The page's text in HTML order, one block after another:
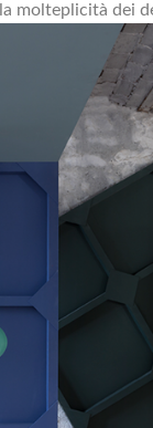
molteplicità dei